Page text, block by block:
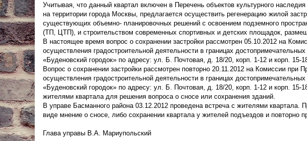
Учитывая, что данный квартал включен в Перечень объектов культурного
на территории города Москвы, предлагается осуществить регенерацию жилой
существующих объемно- планировочных решений с освоением подземного
(ТП, ЦТП), и строительством современных спортивных и детских площадок,
В настоящее время вопрос о сохранении застройки рассмотрен 05.10.2012 на
осуществления градостроительной деятельности в границах
«Буденовский городок» по адресу: ул. Б. Почтовая, д. 18/20, корп. 1-12 и корп. 15-
Вопрос о сохранении застройки рассмотрен повторно 20.11.2012 на Комиссии при
осуществления градостроительной деятельности в границах
«Буденовский городок» по адресу: ул. Б. Почтовая, д. 18/20, корп. 1-12 и корп.
жителями квартала для решения вопроса о сносе или сохранения зданий.
В управе Басманного района 03.12.2012 проведена встреча с жителями
виде мнение о сносе, либо сохранении квартала у жителей подъездов и повторно
Глава управы В.А. Мариупольский